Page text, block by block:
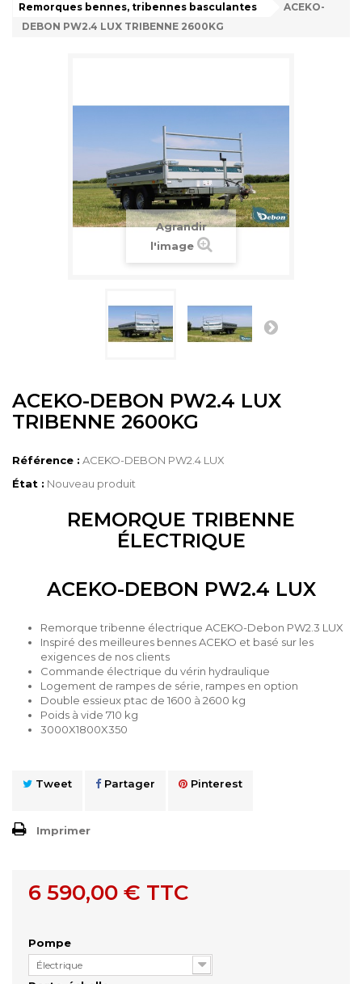
Remorques bennes, tribennes basculantes
ACEKO-
DEBON PW2.4 LUX TRIBENNE 2600KG
Agrandir
l'image
ACEKO-DEBON PW2.4 LUX
TRIBENNE 2600KG
Référence : ACEKO-DEBON PW2.4 LUX
État : Nouveau produit
REMORQUE TRIBENNE
ÉLECTRIQUE
ACEKO-DEBON PW2.4 LUX
Remorque tribenne électrique ACEKO-Debon PW2.3 LUX
Inspiré des meilleures bennes ACEKO et basé sur les
exigences de nos clients
Commande électrique du vérin hydraulique
Logement de rampes de série, rampes en option
Double essieux ptac de 1600 à 2600 kg
Poids à vide 710 kg
3000X1800X350
Tweet Partager Pinterest
Imprimer
6 590,00 € TTC
Pompe
Électrique